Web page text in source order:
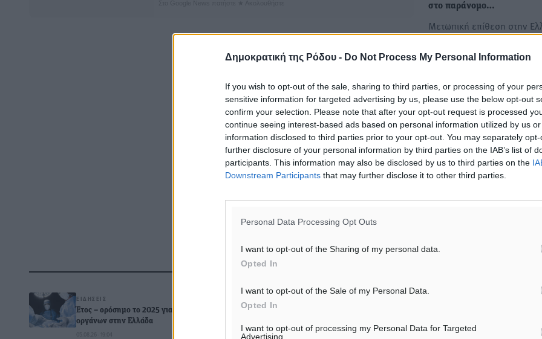
Δημοκρατική της Ρόδου - Do Not Process My Personal Information
If you wish to opt-out of the sale, sharing to third parties, or processing of your
sensitive information for targeted advertising by us, please use the below opt-out
confirm your selection. Please note that after your opt-out request is processed
continue seeing interest-based ads based on personal information utilized by us
information disclosed to third parties prior to your opt-out. You may separately
further disclosure of your personal information by third parties on the IAB’s list of
participants. This information may also be disclosed by us to third parties on the
Downstream Participants that may further disclose it to other third parties.
Personal Data Processing Opt Outs
I want to opt-out of the Sharing of my personal data.
Opted In
I want to opt-out of the Sale of my Personal Data.
Opted In
I want to opt-out of processing my Personal Data for Targeted
Advertising.
στο παράνομο…
Μετωπική επίθεση στην
Μητσοτάκη–Ερντογάν,
Αναρτήθηκε από τον ΟΗΕ η
ρηματική διακοίνωση της
Ελλάδας: «Αβάσιμοι οι
της Λιβύης»
Στη δημοσιότητα έδωσε
ο ΟΗΕ την ελληνική
ΕΙΔΉΣΕΙΣ
Έτος – ορόσημο το 2025 για δωρεές
οργάνων στην Ελλάδα
05.08.26 · 19:04
Κικίλιας: Μειώθηκαν κατά 34%
θαλάσσια σύνορα
πυρκαγιές που ξεσπούν